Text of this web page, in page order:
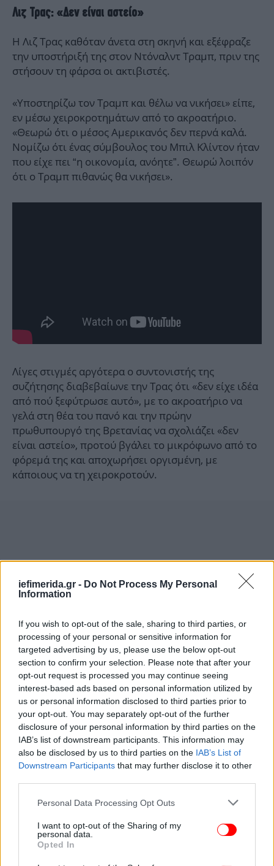
iefimerida.gr - Do Not Process My Personal
Information
If you wish to opt-out of the sale, sharing to third parties, or
processing of your personal or sensitive information for
targeted advertising by us, please use the below opt-out
section to confirm your selection. Please note that after your
opt-out request is processed you may continue seeing
interest-based ads based on personal information utilized by
us or personal information disclosed to third parties prior to
your opt-out. You may separately opt-out of the further
disclosure of your personal information by third parties on the
IAB’s list of downstream participants. This information may
also be disclosed by us to third parties on the IAB’s List of
Downstream Participants that may further disclose it to other
Please note that this website/app uses one or more Google
not limited to your visit or usage behaviour. You may click to
grant or deny consent to Google and its third-party tags to
use your data for below specified purposes in below Google
Personal Data Processing Opt Outs
I want to opt-out of the Sharing of my
personal data.
Opted In
Λιζ Τρας: «Δεν είναι αστείο»
Η Λιζ Τρας καθόταν άνετα στη σκηνή και εξέφραζε
την υποστήριξή της στον Ντόναλντ Τραμπ, πριν της
στήσουν τη φάρσα οι ακτιβιστές.
«Υποστηρίζω τον Τραμπ και θέλω να νικήσει» είπε,
εν μέσω χειροκροτημάτων από το ακροατήριο.
«Θεωρώ ότι ο μέσος Αμερικανός δεν περνά καλά.
Νομίζω ότι ένας σύμβουλος του Μπιλ Κλίντον ήταν
που είχε πει “η οικονομία, ανόητε”. Θεωρώ λοιπόν
ότι ο Τραμπ πιθανώς θα νικήσει».
Λίγες στιγμές αργότερα ο συντονιστής της
συζήτησης διαβεβαίωνε την Τρας ότι «δεν είχε ιδέα
από πού ξεφύτρωσε αυτό», με το ακροατήριο να
γελά στη θέα του πανό και την πρώην
πρωθυπουργό της Βρετανίας να σχολιάζει «δεν
είναι αστείο», προτού βγάλει το μικρόφωνο από το
φόρεμά της και αποχωρήσει οργισμένη, με
κάποιους να τη χειροκροτούν.